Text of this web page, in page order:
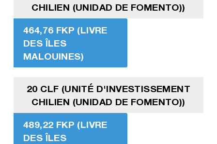
CHILIEN (UNIDAD DE FOMENTO))
464,76 FKP (LIVRE
DES ÎLES
MALOUINES)
20 CLF (UNITÉ D'INVESTISSEMENT
CHILIEN (UNIDAD DE FOMENTO))
489,22 FKP (LIVRE
DES ÎLES